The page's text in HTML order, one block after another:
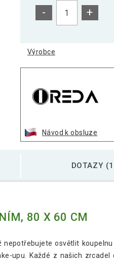
- +
Výrobce
Návod k obsluze
DOTAZY
80 X 60 CM
osvětlit
upu. Každé z našich